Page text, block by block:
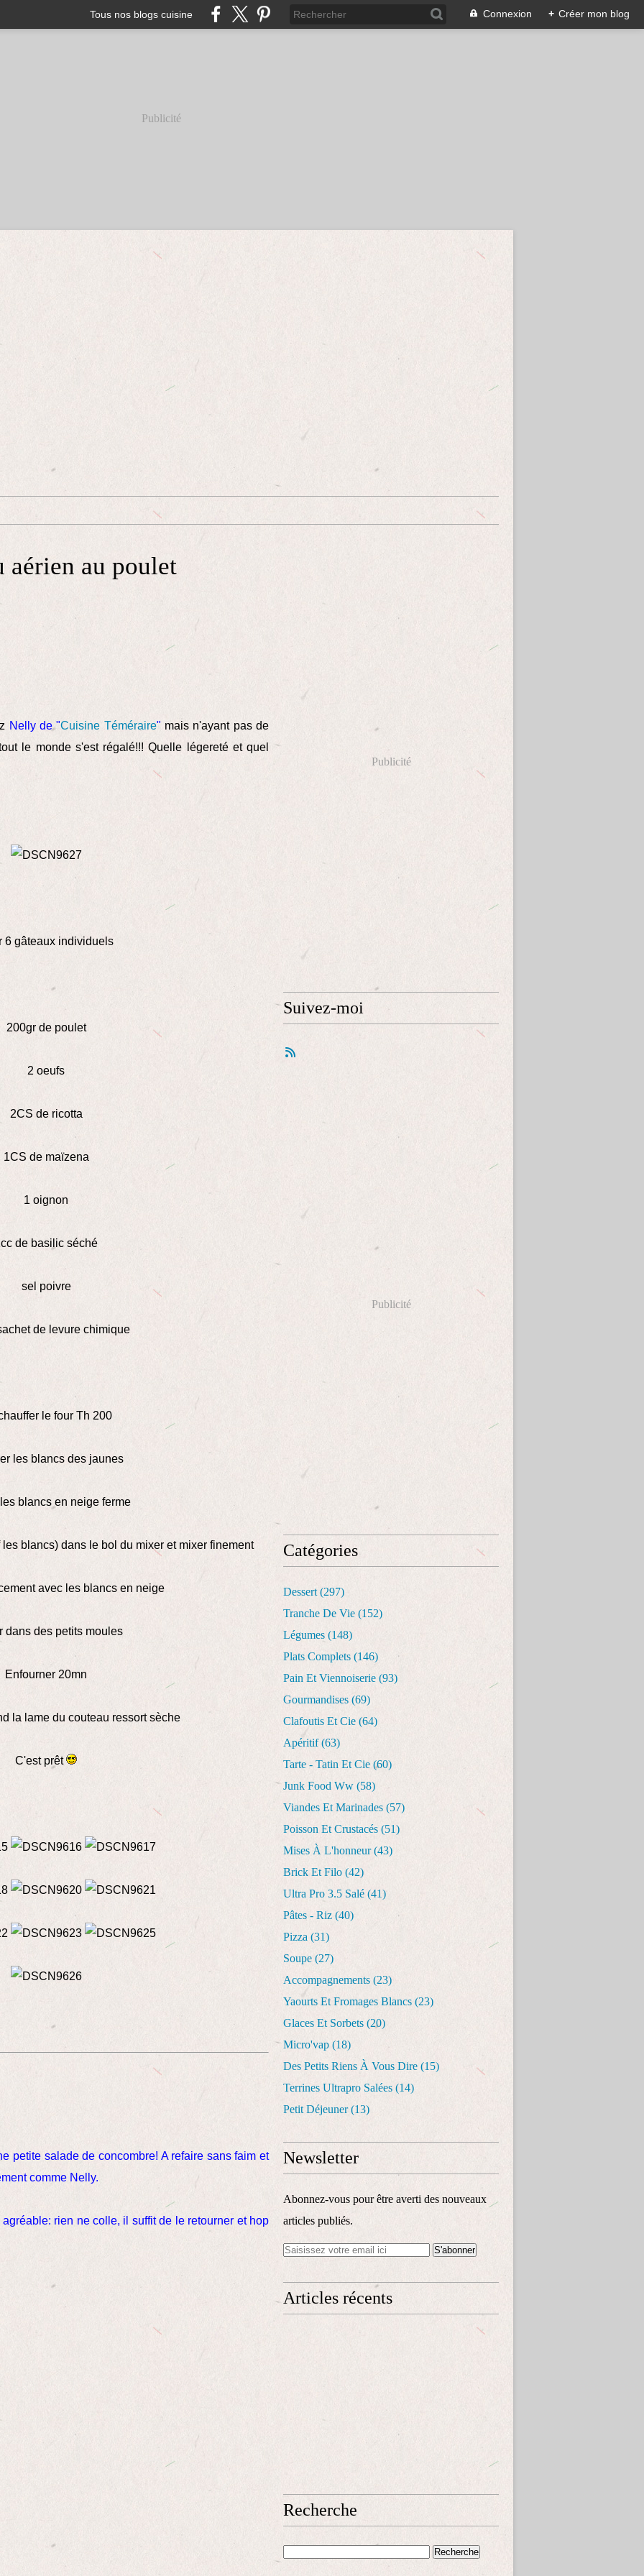
Tous nos blogs cuisine Connexion + Créer mon blog
Publicité
aérien au poulet
Nelly de "Cuisine Téméraire" mais n'ayant pas de
le monde s'est régalé!!! Quelle légereté et quel
6 gâteaux individuels
200gr de poulet
2 oeufs
2CS de ricotta
1CS de maïzena
1 oignon
de basilic séché
sel poivre
de levure chimique
le four Th 200
les blancs des jaunes
blancs en neige ferme
blancs) dans le bol du mixer et mixer finement
avec les blancs en neige
dans des petits moules
Enfourner 20mn
la lame du couteau ressort sèche
C'est prêt
petite salade de concombre! A refaire sans faim et
comme Nelly.
rien ne colle, il suffit de le retourner et hop
Publicité
Suivez-moi
Publicité
Catégories
Dessert (297)
Tranche De Vie (152)
Légumes (148)
Plats Complets (146)
Pain Et Viennoiserie (93)
Gourmandises (69)
Clafoutis Et Cie (64)
Apéritif(63)
Tarte - Tatin Et Cie (60)
Junk Food Ww (58)
Viandes Et Marinades (57)
Poisson Et Crustacés (51)
Mises À L'honneur(43)
Brick Et Filo (42)
Ultra Pro 3.5 Salé (41)
Pâtes - Riz (40)
Pizza (31)
Soupe (27)
Accompagnements (23)
Yaourts Et Fromages Blancs (23)
Glaces Et Sorbets (20)
Micro'vap (18)
Des Petits Riens À Vous Dire (15)
Terrines Ultrapro Salées (14)
Petit Déjeuner(13)
Newsletter
Abonnez-vous pour être averti des nouveaux
articles publiés.
Articles récents
Recherche